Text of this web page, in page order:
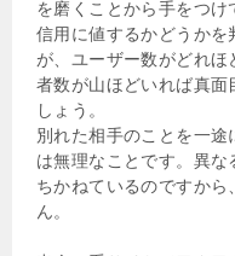
を磨くことから手をつけ
信用に値するかどうか
が、ユーザー数がどれ
者数が山ほどいれば真
しょう。
別れた相手のことを一
は無理なことです。異
ちかねているのですか
ん。